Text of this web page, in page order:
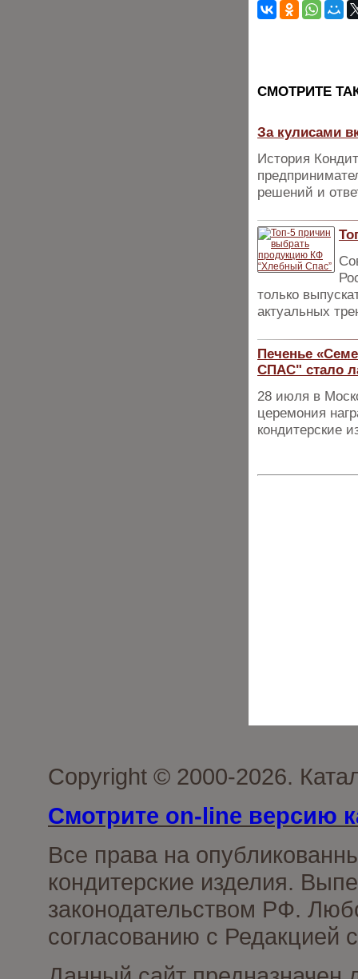
CМОТРИТЕ
За кулисами
История
решений и
только
актуальных
Печенье
СПАС" стало
28 июля в
церемония
кондитерские
Copyright © 2000-2026.
Смотрите on-line версию
Все права на
кондитерские изделия.
законодательством РФ.
согласованию с Редакцией